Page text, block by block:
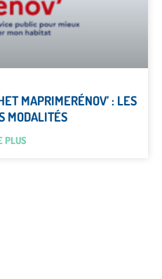
MAPRIMERÉNOV’ : LES
MODALITÉS
PLUS